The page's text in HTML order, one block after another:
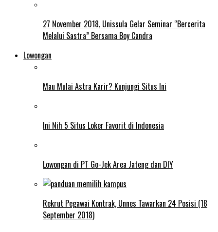
27 November 2018, Unissula Gelar Seminar “Bercerita
Melalui Sastra” Bersama Boy Candra
Lowongan
Mau Mulai Astra Karir? Kunjungi Situs Ini
Ini Nih 5 Situs Loker Favorit di Indonesia
Lowongan di PT Go-Jek Area Jateng dan DIY
Rekrut Pegawai Kontrak, Unnes Tawarkan 24 Posisi (18
September 2018)